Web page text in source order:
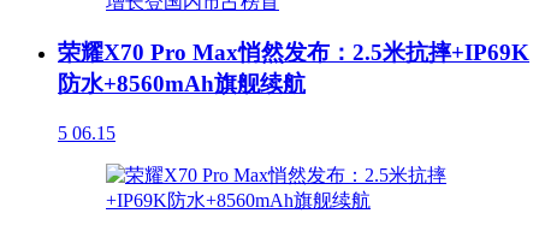
荣耀X70 Pro Max悄然发布：2.5米抗摔+IP69K
防水+8560mAh旗舰续航
5 06.15